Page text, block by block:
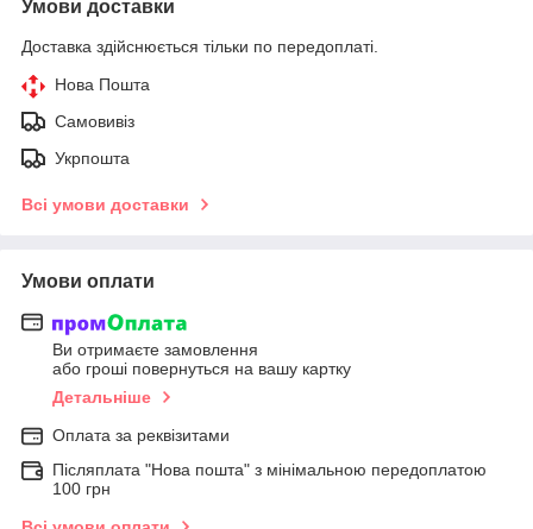
Умови доставки
Доставка здійснюється тільки по передоплаті.
Нова Пошта
Самовивіз
Укрпошта
Всі умови доставки
Умови оплати
Ви отримаєте замовлення
або гроші повернуться на вашу картку
Детальніше
Оплата за реквізитами
Післяплата "Нова пошта" з мінімальною передоплатою
100 грн